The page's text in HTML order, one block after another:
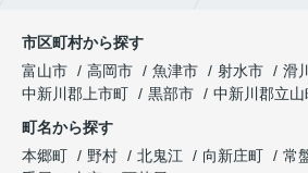
市区町村から探す
富山市
高岡市 魚津市 射水市
滑
中新川郡上市町
黒部市
中新川郡立山
町名から探す
本郷町
野村 北鬼江 向新庄町 常